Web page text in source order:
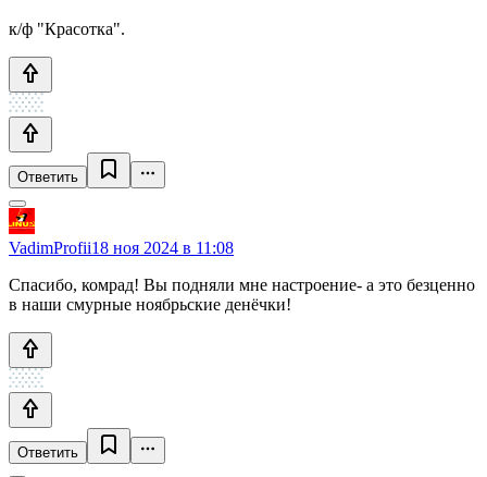
к/ф "Красотка".
Ответить
VadimProfii18 ноя 2024 в 11:08
Спасибо, комрад! Вы подняли мне настроение- а это безценно
в наши смурные ноябрьские денёчки!
Ответить